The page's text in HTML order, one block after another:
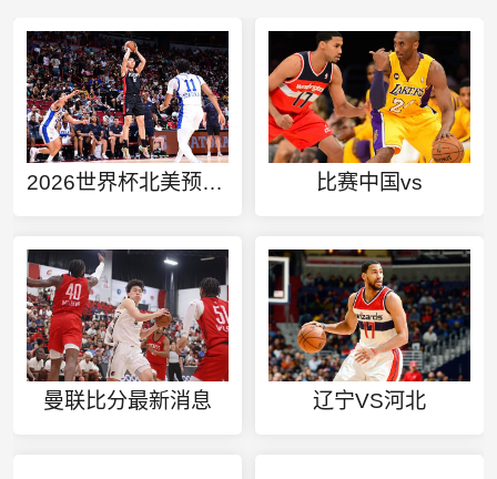
2026世界杯北美预选赛规则 比赛中国vs
曼联比分最新消息 辽宁VS河北